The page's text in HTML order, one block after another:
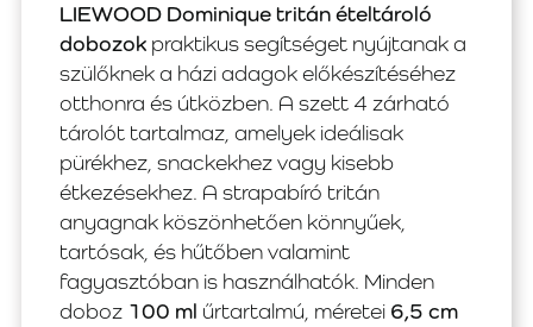
LIEWOOD Dominique tritán ételtároló
dobozok praktikus segítséget nyújtanak a
szülőknek a házi adagok előkészítéséhez
otthonra és útközben. A szett 4 zárható
tárolót tartalmaz, amelyek ideálisak
pürékhez, snackekhez vagy kisebb
étkezésekhez. A strapabíró tritán
anyagnak köszönhetően könnyűek,
tartósak, és hűtőben valamint
fagyasztóban is használhatók. Minden
doboz 100 ml űrtartalmú, méretei 6,5 cm